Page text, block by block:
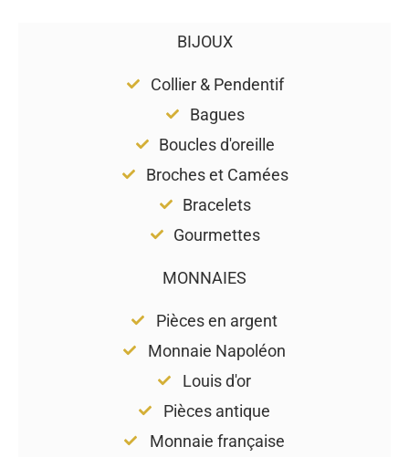
BIJOUX
Collier & Pendentif
Bagues
Boucles d'oreille
Broches et Camées
Bracelets
Gourmettes
MONNAIES
Pièces en argent
Monnaie Napoléon
Louis d'or
Pièces antique
Monnaie française